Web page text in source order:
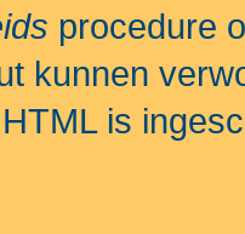
procedure
kunnen
is